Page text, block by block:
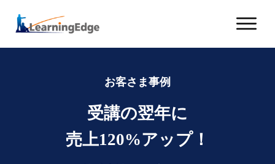
お客さま事例
受講の翌年に
売上120%アップ！